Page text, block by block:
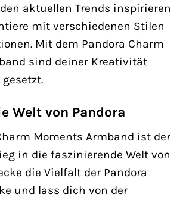
aktuellen Trends inspirieren
mit verschiedenen Stilen
Mit dem Pandora Charm
sind deiner Kreativität
Welt von Pandora
Moments Armband ist der
in die faszinierende Welt von
die Vielfalt der Pandora
und lass dich von der